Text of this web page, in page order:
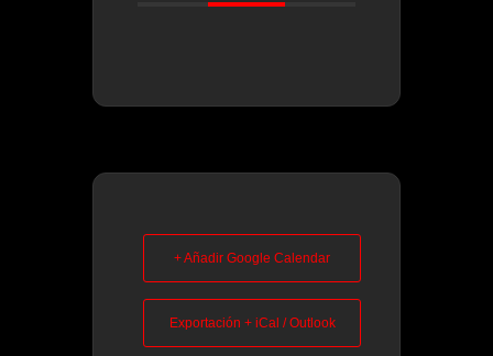
+ Añadir Google Calendar
Exportación + iCal / Outlook